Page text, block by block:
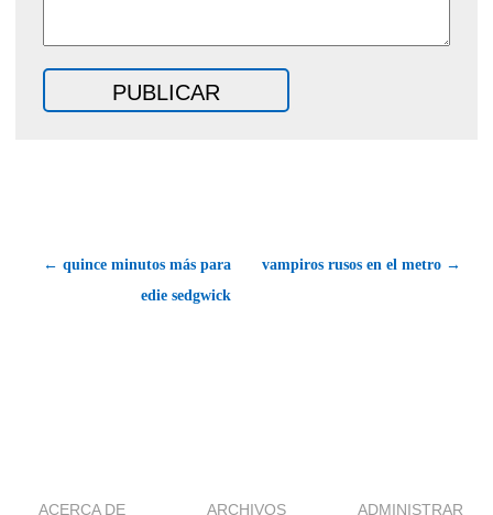
← quince minutos más para
edie sedgwick
vampiros rusos en el metro →
ACERCA DE ARCHIVOS ADMINISTRAR